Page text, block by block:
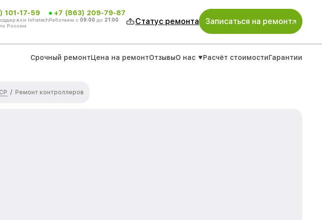
101-17-59
Infratech
России
+7 (863) 209-79-87
Работаем с 09:00 до 21:00 Статус ремонта Записаться на ремонт
Срочный ремонтЦена на ремонтОтзывыО нас Расчёт стоимостиГарантии
/ Ремонт контроллеров